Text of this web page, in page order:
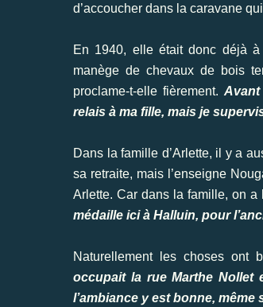
d’accoucher dans la caravane
En 1940, elle était donc déjà
manège de chevaux de bois
proclame-t-elle fièrement. Avant
relais à ma fille, mais je
Dans la famille d’Arlette, il y a
sa retraite, mais l’enseigne
Arlette. Car dans la famille, on
médaille ici à Halluin, pour
Naturellement les choses ont
occupait la rue Marthe Nollet
l’ambiance y est bonne, même